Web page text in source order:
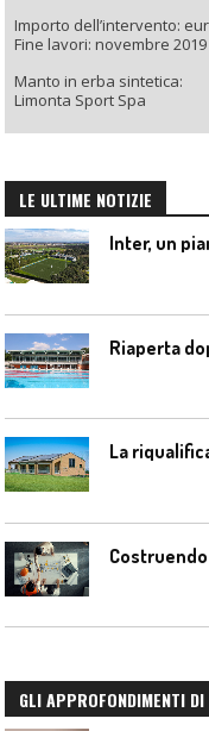
Importo dell’intervento:
Fine lavori: novembre 2019
Manto in erba sintetica:
Limonta Sport Spa
LE ULTIME NOTIZIE
Riaperta
La
GLI APPROFONDIMENTI